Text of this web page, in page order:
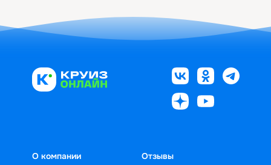
О компании
Отзывы